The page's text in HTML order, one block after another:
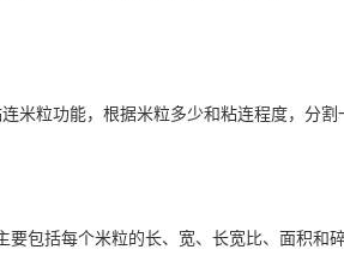
粒功能，根据米粒多少和粘连程度，分割
括每个米粒的长、宽、长宽比、面积和